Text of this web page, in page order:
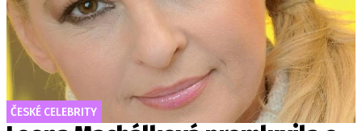
ČESKÉ CELEBRITY